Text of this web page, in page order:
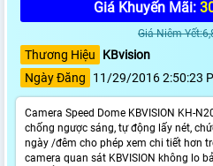
Giá Khuyến Mãi:
Giá Niêm
Thương Hiệu
KBvision
Ngày Đăng
11/29/2016 2:50:23
Camera Speed Dome KBVISION KH-
chống ngược sáng, tự động lấy nét,
ngày /đêm cho phép xem chi tiết hơn
camera quan sát KBVISION không lo